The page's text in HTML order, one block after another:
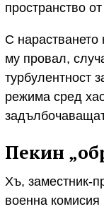
пространство
С нарастването
му провал,
турбулентност
режима сред
Пекин
Хъ, заместник-
военна